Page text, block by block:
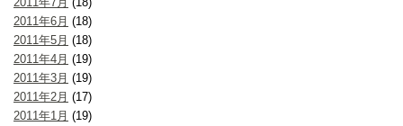
2011年6月 (18)
2011年5月 (18)
2011年4月 (19)
2011年3月 (19)
2011年2月 (17)
2011年1月 (19)